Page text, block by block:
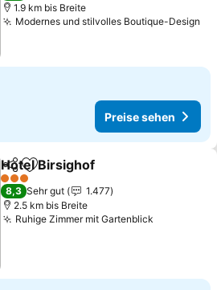
1.9 km bis Breite
Modernes und stilvolles Boutique-Design
Preise sehen
TeilenZu Favoriten hinzufügen
Hotel Birsighof
3 Sterne
8,3 Sehr gut
1.477
2.5 km bis Breite
Ruhige Zimmer mit Gartenblick